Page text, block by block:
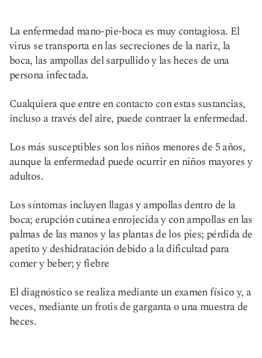
La enfermedad mano-pie-boca es muy contagiosa. El
virus se transporta en las secreciones de la nariz, la
boca, las ampollas del sarpullido y las heces de una
persona infectada.
Cualquiera que entre en contacto con estas sustancias,
incluso a través del aire, puede contraer la enfermedad.
Los más susceptibles son los niños menores de 5 años,
aunque la enfermedad puede ocurrir en niños mayores y
adultos.
Los síntomas incluyen llagas y ampollas dentro de la
boca; erupción cutánea enrojecida y con ampollas en las
palmas de las manos y las plantas de los pies; pérdida de
apetito y deshidratación debido a la dificultad para
comer y beber; y fiebre
El diagnóstico se realiza mediante un examen físico y, a
veces, mediante un frotis de garganta o una muestra de
heces.